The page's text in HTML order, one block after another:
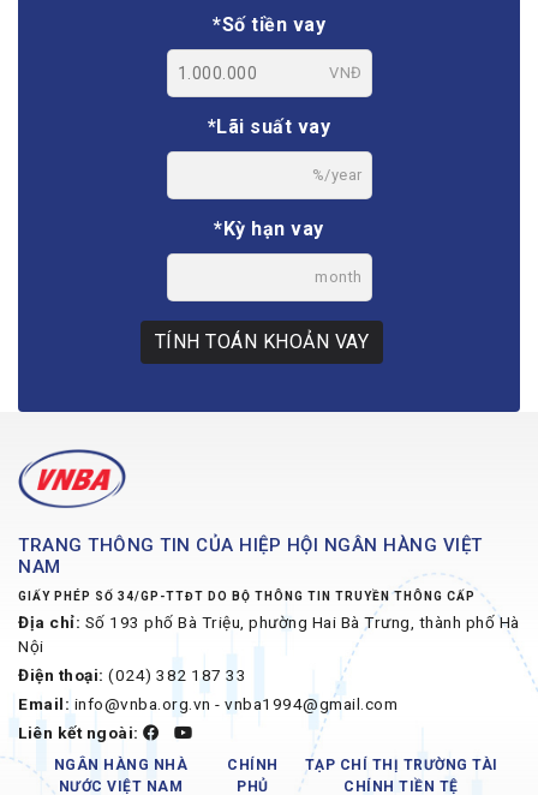
*Số tiền vay
VNĐ
*Lãi suất vay
%/year
*Kỳ hạn vay
month
TÍNH TOÁN KHOẢN VAY
TRANG THÔNG TIN CỦA HIỆP HỘI NGÂN HÀNG VIỆT
NAM
GIẤY PHÉP SỐ 34/GP-TTĐT DO BỘ THÔNG TIN TRUYỀN THÔNG CẤP
Địa chỉ: Số 193 phố Bà Triệu, phường Hai Bà Trưng, thành phố Hà
Nội
Điện thoại: (024) 382 187 33
Email: info@vnba.org.vn - vnba1994@gmail.com
Liên kết ngoài:
NGÂN HÀNG NHÀ
NƯỚC VIỆT NAM
CHÍNH
PHỦ
TẠP CHÍ THỊ TRƯỜNG TÀI
CHÍNH TIỀN TỆ